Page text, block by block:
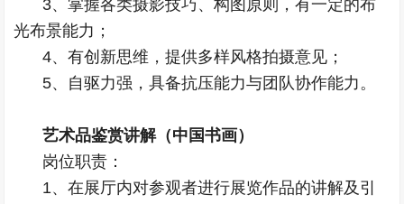
3、掌握各类摄影技巧、构图原则，有一定的布
光布景能力；
4、有创新思维，提供多样风格拍摄意见；
5、自驱力强，具备抗压能力与团队协作能力。
艺术品鉴赏讲解（中国书画）
岗位职责：
1、在展厅内对参观者进行展览作品的讲解及引